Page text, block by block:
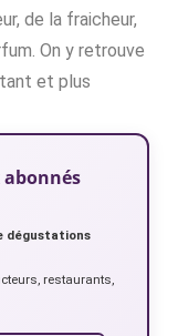
de la fraicheur,
On y retrouve
et plus
dégustations
restaurants,